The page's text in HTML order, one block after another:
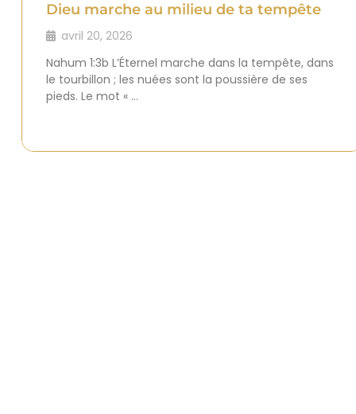
Dieu marche au milieu de ta tempête
avril 20, 2026
Nahum 1:3b L’Éternel marche dans la tempête, dans
le tourbillon ; les nuées sont la poussière de ses
pieds. Le mot « …